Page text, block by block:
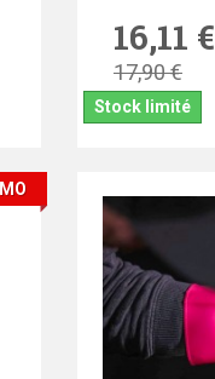
16,11 €
17,90 €
Stock limité